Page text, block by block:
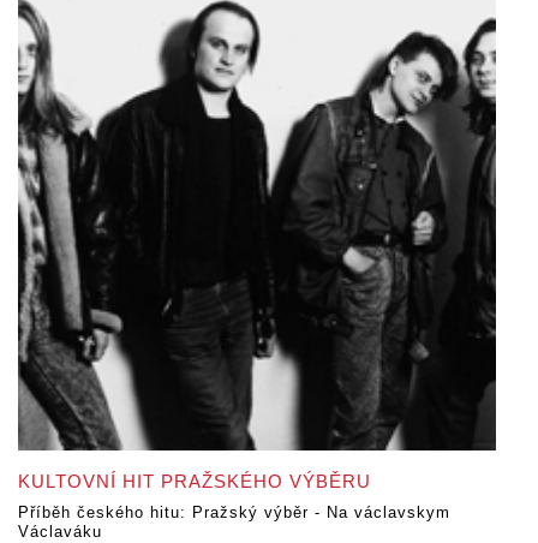
KULTOVNÍ HIT PRAŽSKÉHO VÝBĚRU
Příběh českého hitu: Pražský výběr - Na václavskym
Václaváku